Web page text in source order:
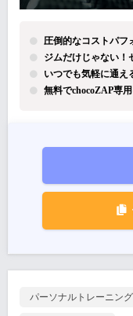
圧倒的なコストパフ
ジムだけじゃない！
いつでも気軽に通え
無料でchocoZAP専
パーソナルトレーニング